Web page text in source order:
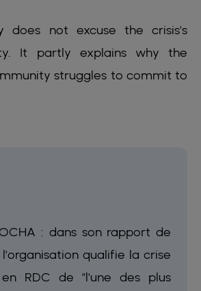
does not excuse the crisis's
It partly explains why the
struggles to commit to
: dans son rapport de
qualifie la crise
en RDC de "l'une des plus